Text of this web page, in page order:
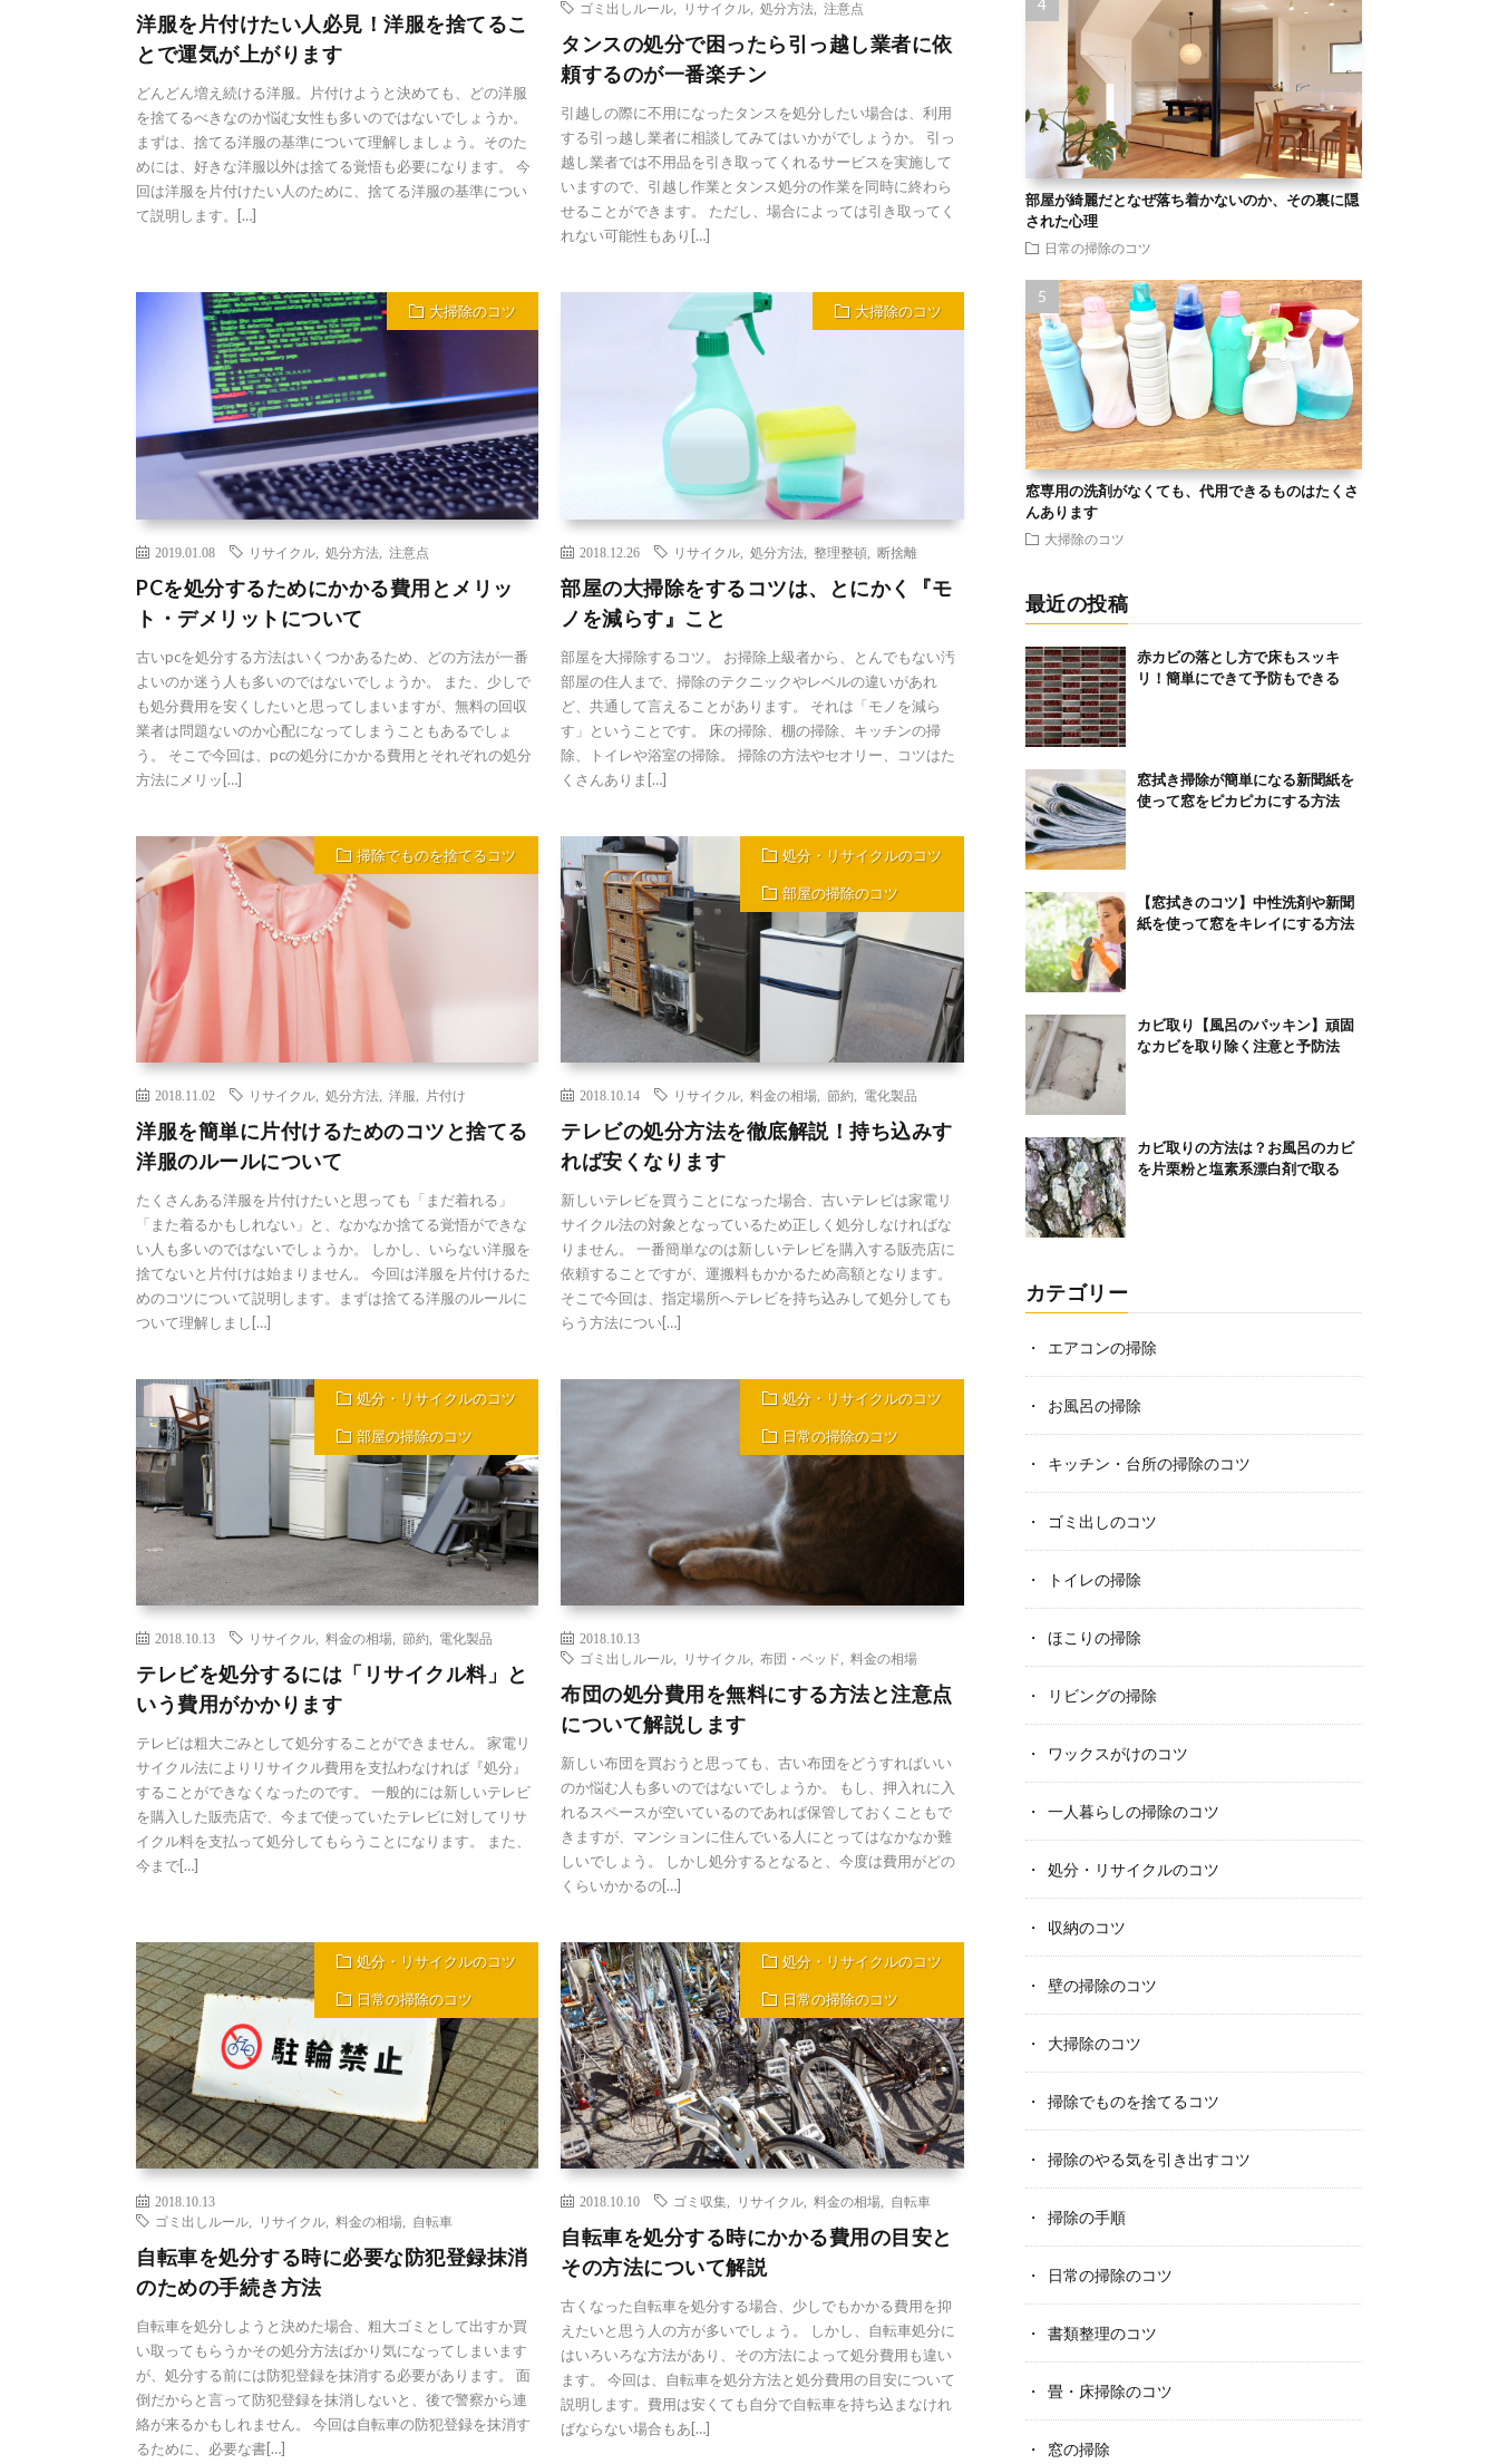
洋服を片付けたい人必見！洋服を捨てるこ
とで運気が上がります
どんどん増え続ける洋服。片付けようと決めても、どの洋服
を捨てるべきなのか悩む女性も多いのではないでしょうか。
まずは、捨てる洋服の基準について理解しましょう。そのた
めには、好きな洋服以外は捨てる覚悟も必要になります。 今
回は洋服を片付けたい人のために、捨てる洋服の基準につい
て説明します。[…]
ゴミ出しルール
リサイクル ,処分方法 ,注意点
タンスの処分で困ったら引っ越し業者に依
頼するのが一番楽チン
引越しの際に不用になったタンスを処分したい場合は、利用
する引っ越し業者に相談してみてはいかがでしょうか。 引っ
越し業者では不用品を引き取ってくれるサービスを実施して
いますので、引越し作業とタンス処分の作業を同時に終わら
せることができます。 ただし、場合によっては引き取ってく
れない可能性もあり[…]
大掃除のコツ
2019.01.08 リサイクル 処分方法 注意点
PCを処分するためにかかる費用とメリッ
ト・デメリットについて
古いpcを処分する方法はいくつかあるため、どの方法が一番
よいのか迷う人も多いのではないでしょうか。 また、少しで
も処分費用を安くしたいと思ってしまいますが、無料の回収
業者は問題ないのか心配になってしまうこともあるでしょ
う。 そこで今回は、pcの処分にかかる費用とそれぞれの処分
方法にメリッ[…]
大掃除のコツ
2018.12.26 リサイクル ,処分方法 ,整理整頓 ,断捨離
部屋の大掃除をするコツは、とにかく『モ
ノを減らす』こと
部屋を大掃除するコツ。 お掃除上級者から、とんでもない汚
部屋の住人まで、掃除のテクニックやレベルの違いがあれ
ど、共通して言えることがあります。 それは「モノを減ら
す」ということです。 床の掃除、棚の掃除、キッチンの掃
除、トイレや浴室の掃除。 掃除の方法やセオリー、コツはた
くさんありま[…]
掃除でものを捨てるコツ
2018.11.02 リサイクル 処分方法 洋服 片付け
洋服を簡単に片付けるためのコツと捨てる
洋服のルールについて
たくさんある洋服を片付けたいと思っても「まだ着れる」
「また着るかもしれない」と、なかなか捨てる覚悟ができな
い人も多いのではないでしょうか。 しかし、いらない洋服を
捨てないと片付けは始まりません。 今回は洋服を片付けるた
めのコツについて説明します。まずは捨てる洋服のルールに
ついて理解しまし[…]
処分・リサイクルのコツ
部屋の掃除のコツ
2018.10.14 リサイクル ,料金の相場 ,節約 電化製品
テレビの処分方法を徹底解説！持ち込みす
れば安くなります
新しいテレビを買うことになった場合、古いテレビは家電リ
サイクル法の対象となっているため正しく処分しなければな
りません。 一番簡単なのは新しいテレビを購入する販売店に
依頼することですが、運搬料もかかるため高額となります。
そこで今回は、指定場所へテレビを持ち込みして処分しても
らう方法につい[…]
処分・リサイクルのコツ
部屋の掃除のコツ
2018.10.13 リサイクル 料金の相場 節約 電化製品
テレビを処分するには「リサイクル料」と
いう費用がかかります
テレビは粗大ごみとして処分することができません。 家電リ
サイクル法によりリサイクル費用を支払わなければ『処分』
することができなくなったのです。 一般的には新しいテレビ
を購入した販売店で、今まで使っていたテレビに対してリサ
イクル料を支払って処分してもらうことになります。 また、
今まで[…]
処分・リサイクルのコツ
日常の掃除のコツ
2018.10.13
ゴミ出しルール
リサイクル ,布団・ベッド ,料金の相場
布団の処分費用を無料にする方法と注意点
について解説します
新しい布団を買おうと思っても、古い布団をどうすればいい
のか悩む人も多いのではないでしょうか。 もし、押入れに入
れるスペースが空いているのであれば保管しておくこともで
きますが、マンションに住んでいる人にとってはなかなか難
しいでしょう。 しかし処分するとなると、今度は費用がどの
くらいかかるの[…]
処分・リサイクルのコツ
日常の掃除のコツ
2018.10.13
ゴミ出しルール
リサイクル 料金の相場 自転車
自転車を処分する時に必要な防犯登録抹消
のための手続き方法
自転車を処分しようと決めた場合、粗大ゴミとして出すか買
い取ってもらうかその処分方法ばかり気になってしまいます
が、処分する前には防犯登録を抹消する必要があります。 面
倒だからと言って防犯登録を抹消しないと、後で警察から連
絡が来るかもしれません。 今回は自転車の防犯登録を抹消す
るために、必要な書[…]
処分・リサイクルのコツ
日常の掃除のコツ
2018.10.10 ゴミ収集 リサイクル ,料金の相場 自転車
自転車を処分する時にかかる費用の目安と
その方法について解説
古くなった自転車を処分する場合、少しでもかかる費用を抑
えたいと思う人の方が多いでしょう。 しかし、自転車処分に
はいろいろな方法があり、その方法によって処分費用も違い
ます。 今回は、自転車を処分方法と処分費用の目安について
説明します。費用は安くても自分で自転車を持ち込まなけれ
ばならない場合もあ[…]
部屋が綺麗だとなぜ落ち着かないのか、その裏に隠
された心理
日常の掃除のコツ
窓専用の洗剤がなくても、代用できるものはたくさ
んあります
大掃除のコツ
最近の投稿
赤カビの落とし方で床もスッキ
リ！簡単にできて予防もできる
窓拭き掃除が簡単になる新聞紙を
使って窓をピカピカにする方法
【窓拭きのコツ】中性洗剤や新聞
紙を使って窓をキレイにする方法
カビ取り【風呂のパッキン】頑固
なカビを取り除く注意と予防法
カビ取りの方法は？お風呂のカビ
を片栗粉と塩素系漂白剤で取る
カテゴリー
エアコンの掃除
お風呂の掃除
キッチン・台所の掃除のコツ
ゴミ出しのコツ
トイレの掃除
ほこりの掃除
リビングの掃除
ワックスがけのコツ
一人暮らしの掃除のコツ
処分・リサイクルのコツ
収納のコツ
壁の掃除のコツ
大掃除のコツ
掃除でものを捨てるコツ
掃除のやる気を引き出すコツ
掃除の手順
日常の掃除のコツ
書類整理のコツ
畳・床掃除のコツ
窓の掃除